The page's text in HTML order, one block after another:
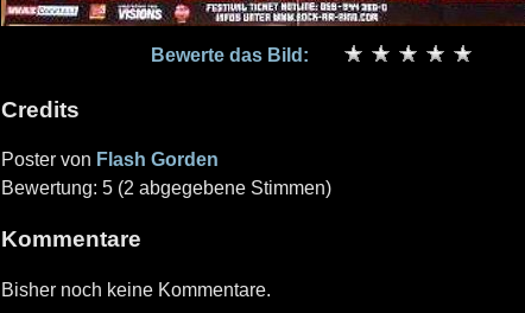
Bewerte das Bild:
Credits
Poster von Flash Gorden
Bewertung: 5 (2 abgegebene Stimmen)
Kommentare
Bisher noch keine Kommentare.